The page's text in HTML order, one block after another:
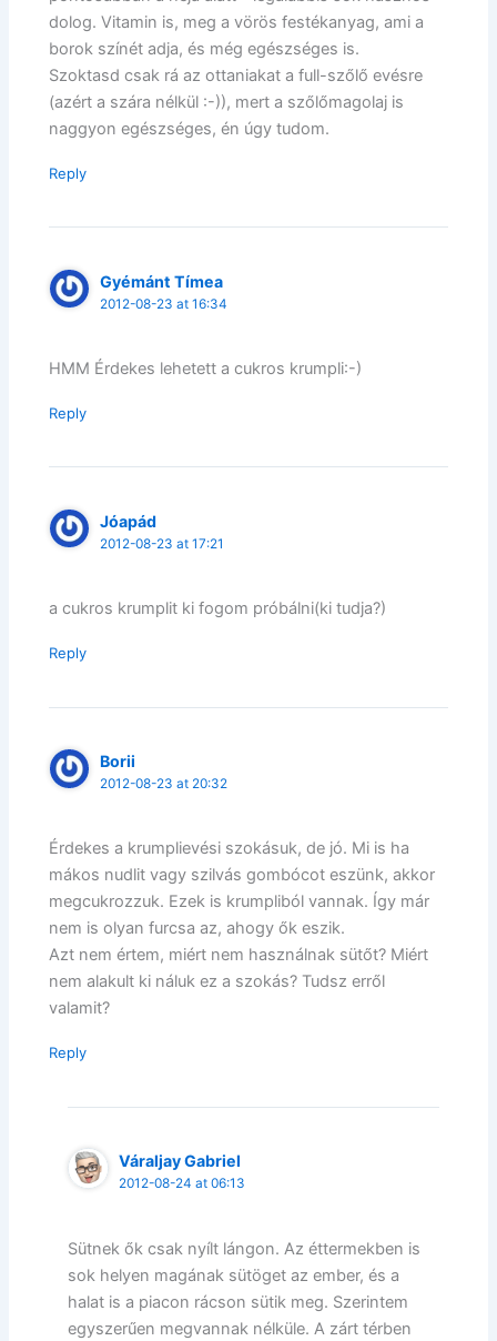
dolog. Vitamin is, meg a vörös festékanyag, ami a
borok színét adja, és még egészséges is.
Szoktasd csak rá az ottaniakat a full-szőlő evésre
(azért a szára nélkül :-)), mert a szőlőmagolaj is
naggyon egészséges, én úgy tudom.
Reply
Gyémánt Tímea
2012-08-23 at 16:34
HMM Érdekes lehetett a cukros krumpli:-)
Reply
Jóapád
2012-08-23 at 17:21
a cukros krumplit ki fogom próbálni(ki tudja?)
Reply
Borii
2012-08-23 at 20:32
Érdekes a krumplievési szokásuk, de jó. Mi is ha
mákos nudlit vagy szilvás gombócot eszünk, akkor
megcukrozzuk. Ezek is krumpliból vannak. Így már
nem is olyan furcsa az, ahogy ők eszik.
Azt nem értem, miért nem használnak sütőt? Miért
nem alakult ki náluk ez a szokás? Tudsz erről
valamit?
Reply
Váraljay Gabriel
2012-08-24 at 06:13
Sütnek ők csak nyílt lángon. Az éttermekben is
sok helyen magának sütöget az ember, és a
halat is a piacon rácson sütik meg. Szerintem
egyszerűen megvannak nélküle. A zárt térben